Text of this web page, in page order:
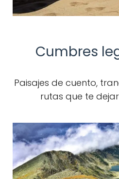
Cumbres
Paisajes de cuento,
rutas que te